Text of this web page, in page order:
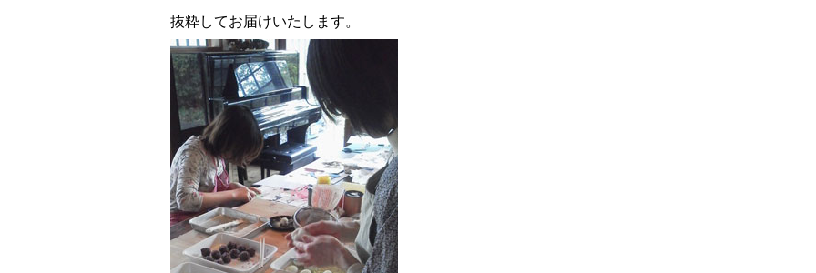
抜粋してお届けいたします。